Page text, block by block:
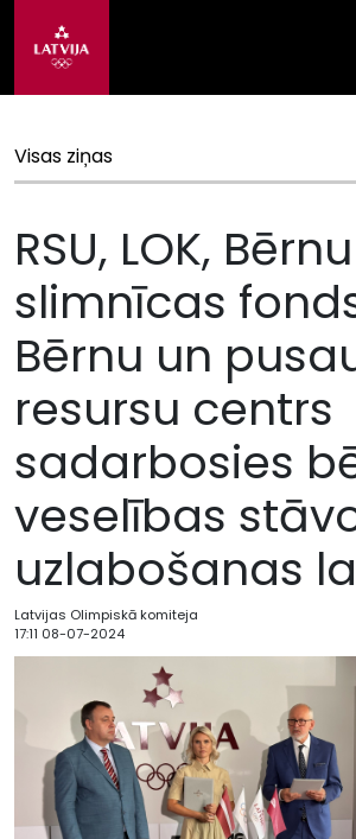
Visas ziņas
RSU, LOK, Bērnu
slimnīcas
Bērnu un
resursu centrs
sadarbosies
veselības
uzlabošanas
Latvijas Olimpiskā komiteja
17:11 08-07-2024